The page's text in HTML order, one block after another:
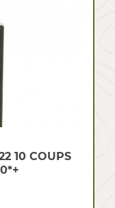
10 COUPS